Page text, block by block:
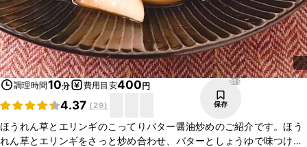
調理時間10分 費用目安400円
4.37 (29)
819
保存
ほうれん草とエリンギのこってりバター醤油炒めのご紹介です。ほう
れん草とエリンギをさっと炒め合わせ、バターとしょうゆで味つけを